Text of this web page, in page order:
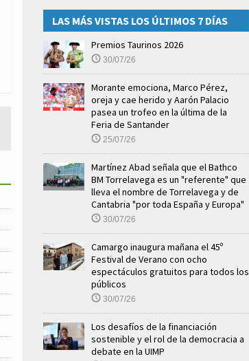
LAS MÁS VISTAS LOS ÚLTIMOS 7 DÍAS
Premios Taurinos 2026
30/07/26
Morante emociona, Marco Pérez,
oreja y cae herido y Aarón Palacio
pasea un trofeo en la última de la
Feria de Santander
25/07/26
Martínez Abad señala que el Bathco
BM Torrelavega es un "referente" que
lleva el nombre de Torrelavega y de
Cantabria "por toda España y Europa"
30/07/26
Camargo inaugura mañana el 45º
Festival de Verano con ocho
espectáculos gratuitos para todos los
públicos
30/07/26
Los desafíos de la financiación
sostenible y el rol de la democracia a
debate en la UIMP